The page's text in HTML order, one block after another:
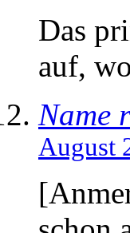
Das
auf,
Name
August